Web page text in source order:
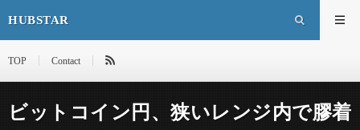
HUBSTAR
TOP Contact
ビットコイン円、狭いレンジ内で膠着